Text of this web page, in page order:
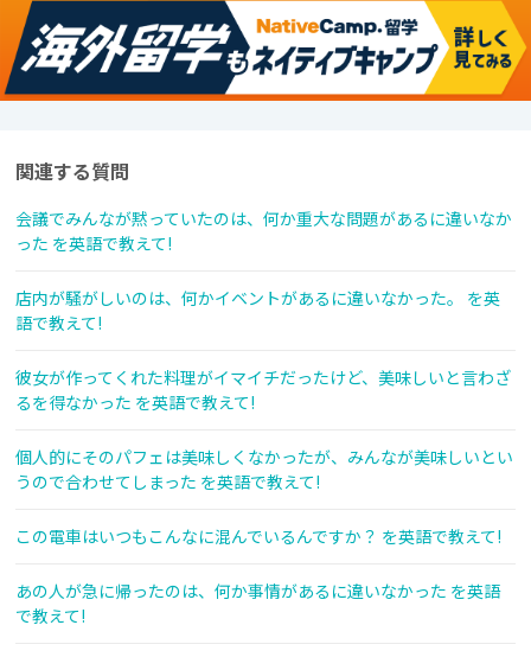
関連する質問
会議でみんなが黙っていたのは、何か重大な問題があるに違いなか
った を英語で教えて!
店内が騒がしいのは、何かイベントがあるに違いなかった。 を英
語で教えて!
彼女が作ってくれた料理がイマイチだったけど、美味しいと言わざ
るを得なかった を英語で教えて!
個人的にそのパフェは美味しくなかったが、みんなが美味しいとい
うので合わせてしまった を英語で教えて!
この電車はいつもこんなに混んでいるんですか？ を英語で教えて!
あの人が急に帰ったのは、何か事情があるに違いなかった を英語
で教えて!